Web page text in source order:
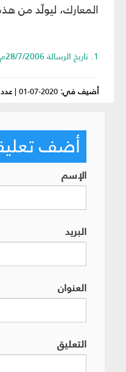
المعارك، ليولّد من
1. تاريخ الرسالة 28/7/2006م.
أضيف في: 2020-07-01
|
أضف
الإسم
البريد
العنوان
التعليق